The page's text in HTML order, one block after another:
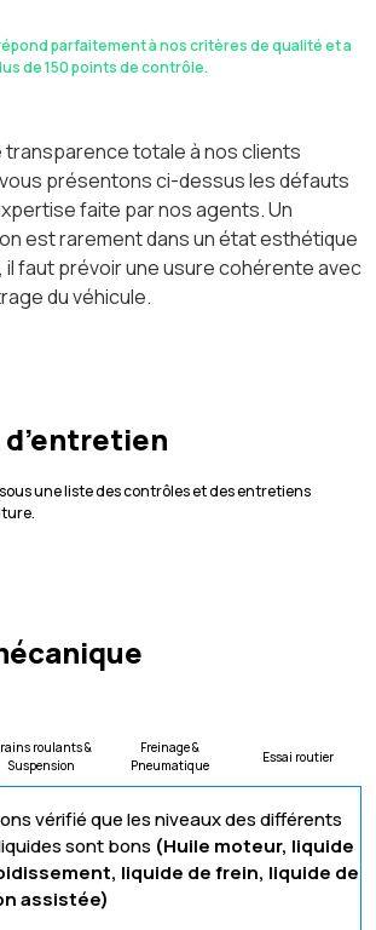
parfaitement à nos critères de qualité et a
de 150 points de contrôle.
transparence totale à nos clients
présentons ci-dessus les défauts
faite par nos agents. Un
est rarement dans un état esthétique
il faut prévoir une usure cohérente avec
du véhicule.
une liste des contrôles et des entretiens
roulants &
Suspension
Freinage &
Pneumatique
Essai routier
vérifié que les niveaux des différents
sont bons (Huile moteur, liquide
liquide de frein, liquide de
assistée)